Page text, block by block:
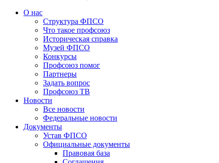
О нас
Структура ФПСО
Что такое профсоюз
Историческая справка
Музей ФПСО
Конкурсы
Профсоюз помог
Партнеры
Задать вопрос
Профсоюз ТВ
Новости
Все новости
Федеральные новости
Документы
Устав ФПСО
Официальные документы
Правовая база